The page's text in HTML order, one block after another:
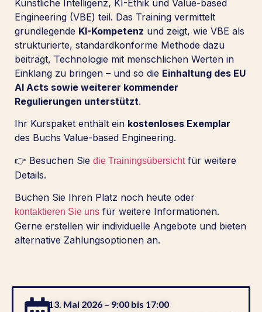
Künstliche Intelligenz, KI-Ethik und Value-based
Engineering (VBE) teil. Das Training vermittelt
grundlegende KI-Kompetenz und zeigt, wie VBE als
strukturierte, standardkonforme Methode dazu
beiträgt, Technologie mit menschlichen Werten in
Einklang zu bringen – und so die Einhaltung des EU
AI Acts sowie weiterer kommender
Regulierungen unterstützt.
Ihr Kurspaket enthält ein kostenloses Exemplar
des Buchs Value-based Engineering.
👉 Besuchen Sie die Trainingsübersichtfür weitere
Details.
Buchen Sie Ihren Platz noch heute oder
kontaktieren Sie uns für weitere Informationen.
Gerne erstellen wir individuelle Angebote und bieten
alternative Zahlungsoptionen an.
13. Mai 2026 – 9:00 bis 17:00